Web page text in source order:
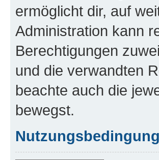
ermöglicht dir, auf
Administration kann
Berechtigungen
und die verwandten
beachte auch die
bewegst.